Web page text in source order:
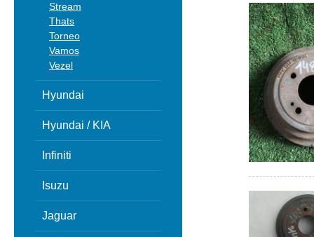
Stream
Thats
Torneo
Vamos
Vezel
Hyundai
Hyundai / KIA
Infiniti
Isuzu
Jaguar